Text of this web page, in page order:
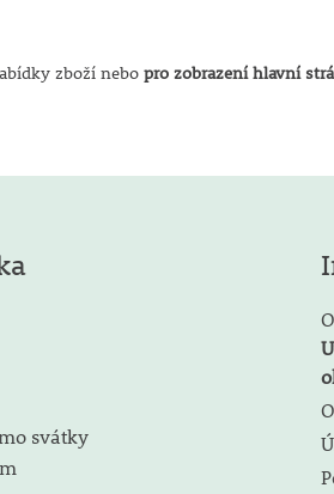
zboží nebo pro zobrazení hlavní
svátky